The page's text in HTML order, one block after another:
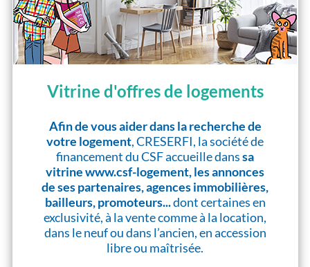
Vitrine d'offres de logements
Afin de vous aider dans la recherche de
votre logement, CRESERFI, la société de
financement du CSF accueille danssa
vitrine www.csf-logement, les annonces
de ses partenaires, agences immobilières,
bailleurs, promoteurs...dont certaines en
exclusivité, à la vente comme à la location,
dans le neuf ou dans l’ancien, en accession
libre ou maîtrisée.